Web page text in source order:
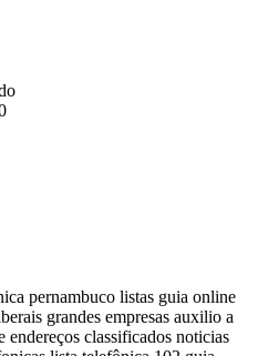
pernambuco listas guia online
grandes empresas auxilio a
endereços classificados noticias